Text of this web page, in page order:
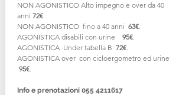
NON AGONISTICO Alto impegno e over da 40
anni 72€.
NON AGONISTICO fino a 40 anni 63€.
AGONISTICA disabili con urine 95€.
AGONISTICA Under tabella B 72€.
AGONISTICA over con cicloergometro ed urine
95€.
Info e prenotazioni 055 4211617